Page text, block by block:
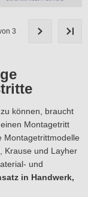
3
können, braucht
Montagetritt
Montagetrittmodelle
Krause und Layher
und
in Handwerk,